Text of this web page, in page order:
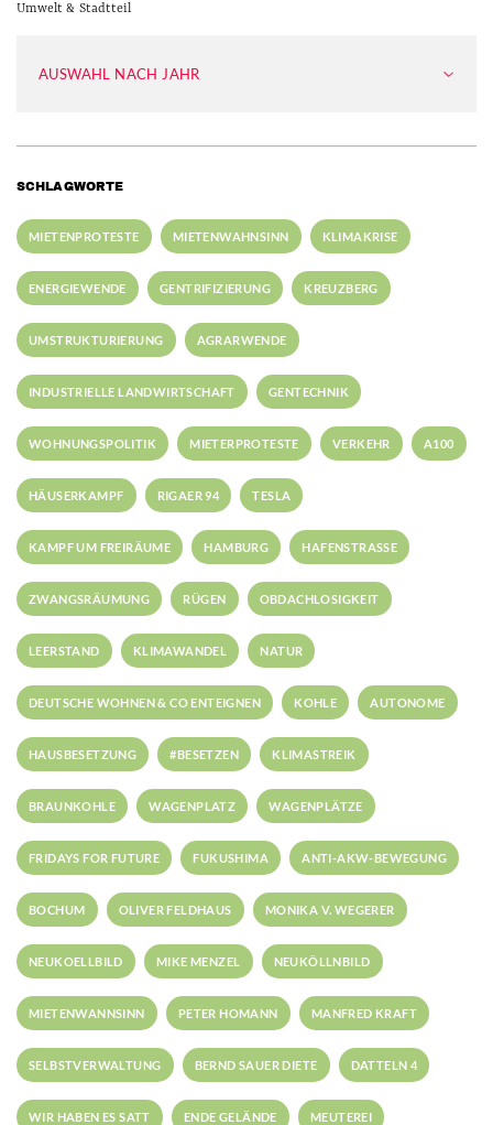
Umwelt & Stadtteil
AUSWAHL NACH JAHR
SCHLAGWORTE
MIETENPROTESTE MIETENWAHNSINN KLIMAKRISE
ENERGIEWENDE GENTRIFIZIERUNG KREUZBERG
UMSTRUKTURIERUNG AGRARWENDE
INDUSTRIELLE LANDWIRTSCHAFT GENTECHNIK
WOHNUNGSPOLITIK MIETERPROTESTE VERKEHR A100
HÄUSERKAMPF RIGAER 94 TESLA
KAMPF UM FREIRÄUME HAMBURG HAFENSTRASSE
ZWANGSRÄUMUNG RÜGEN OBDACHLOSIGKEIT
LEERSTAND KLIMAWANDEL NATUR
DEUTSCHE WOHNEN & CO ENTEIGNEN KOHLE AUTONOME
HAUSBESETZUNG #BESETZEN KLIMASTREIK
BRAUNKOHLE WAGENPLATZ WAGENPLÄTZE
FRIDAYS FOR FUTURE FUKUSHIMA ANTI-AKW-BEWEGUNG
BOCHUM OLIVER FELDHAUS MONIKA V. WEGERER
NEUKOELLBILD MIKE MENZEL NEUKÖLLNBILD
MIETENWANNSINN PETER HOMANN MANFRED KRAFT
SELBSTVERWALTUNG BERND SAUER DIETE DATTELN 4
WIR HABEN ES SATT ENDE GELÄNDE MEUTEREI